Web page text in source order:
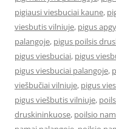
pigiausi viesbuciai kaune,
viesbutis vilniuje, pigus
palangoje, pigus poilsis
pigus viesbuciai, pigus
pigus viesbuciai palangoje,
viešbučiai vilniuje, pigus
pigus viešbutis vilniuje,
druskininkuose, poilsio